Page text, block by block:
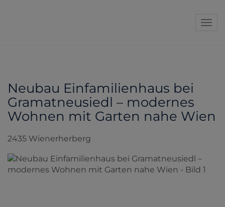
Neubau Einfamilienhaus bei
Gramatneusiedl – modernes
Wohnen mit Garten nahe Wien
2435 Wienerherberg